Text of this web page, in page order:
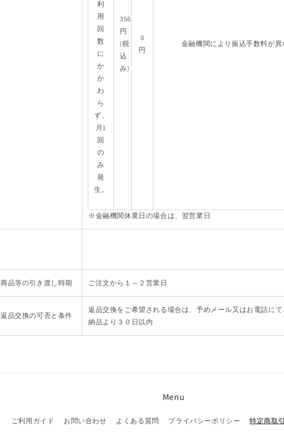
利
用
回
数
に
か
か
わ
ら
ず、
月1
回
の
み
発
生。
356
円
(税
込
み)
0
円
金融機関により振込手数料が異
※金融機関休業日の場合は、翌営業日
商品等の引き渡し時期 ご注文から１～２営業日
返品交換の可否と条件
返品交換をご希望される場合は、予めメール又はお電話にて
納品より３０日以内
Menu
ご利用ガイド お問い合わせ よくある質問 プライバシーポリシー 特定商取